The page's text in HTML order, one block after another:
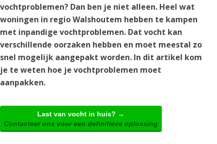
vochtproblemen? Dan ben je niet alleen. Heel wat
woningen in regio Walshoutem hebben te kampen
met inpandige vochtproblemen. Dat vocht kan
verschillende oorzaken hebben en moet meestal zo
snel mogelijk aangepakt worden. In dit artikel kom
je te weten hoe je vochtproblemen moet
aanpakken.
Last van vocht in huis? →
Contacteer ons voor een definitieve oplossing